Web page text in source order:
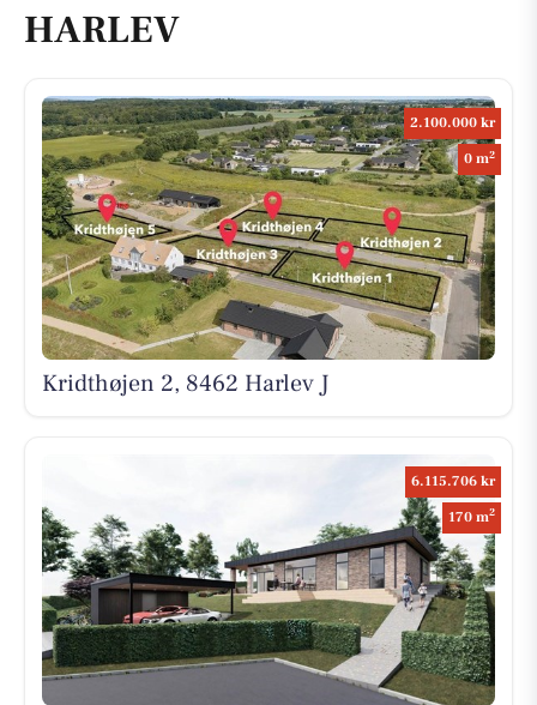
HARLEV
2.100.000 kr
0 m2
Kridthøjen 2, 8462 Harlev J
6.115.706 kr
170 m2